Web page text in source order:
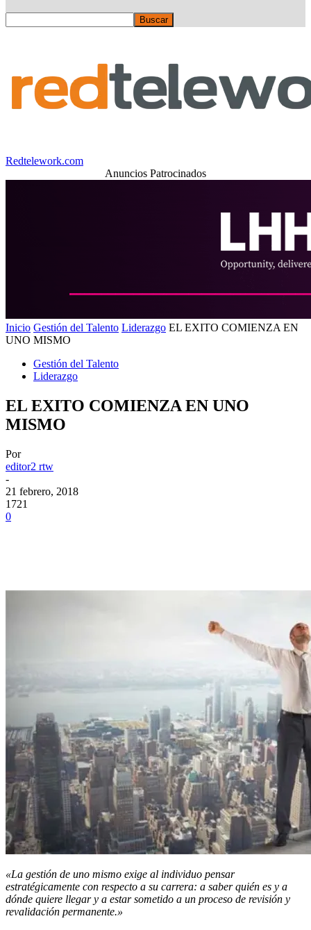
Redtelework.com
Anuncios Patrocinados
Inicio Gestión del Talento Liderazgo EL EXITO COMIENZA EN
UNO MISMO
Gestión del Talento
Liderazgo
EL EXITO COMIENZA EN UNO
MISMO
Por
editor2 rtw
-
21 febrero, 2018
1721
0
«La gestión de uno mismo exige al individuo pensar
estratégicamente con respecto a su carrera: a saber quién es y a
dónde quiere llegar y a estar sometido a un proceso de revisión y
revalidación permanente.»